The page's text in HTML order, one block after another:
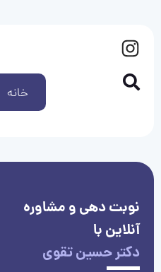
خانه
نوبت دهی و مشاوره
آنلاین با
دکتر حسین تقوی